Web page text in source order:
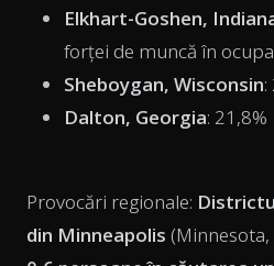
Elkhart-Goshen,
forței de muncă în
Sheboygan, Wisconsin:
Dalton, Georgia: 21,8%
Provocări regionale:
din Minneapolis